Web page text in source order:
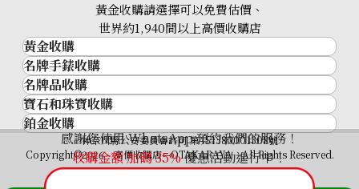
感謝您使用 WhatsApp 預約我們的服務！
收購金額 加碼35%優惠活動進行中！
黃金收購請選擇可以免費估價、
世界約1,940間以上高價收購店
黃金收購
黃金･金條
金條
金幣及銀幣
過去十年黃金價格
金飾
金戒指
名牌手錶收購
名牌手錶收購
勞力士 (Rolex)
Patek Philippe
Audemars Piguet
Vacheron Constantin
名牌品收購
名牌品收購
HERMES
LOUIS VUITTON
CHANEL
寶石和珠寶收購
寶石和珠寶
祖母綠
鉑金收購
神奈川縣公安委員會許可 第451380001308號
Copyright©2026 高價收購店—OTAKARAYA All Rights Reserved.